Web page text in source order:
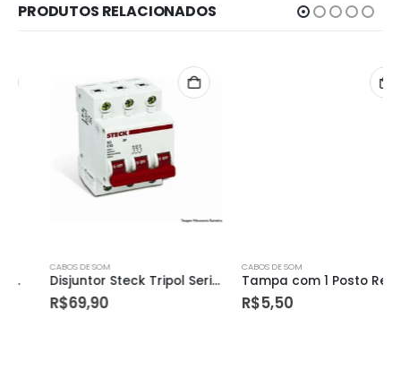
PRODUTOS RELACIONADOS
CABOS DE SOM
Disjuntor Steck Tripol Serie Sd63 C 63a Curva C 3ka
69,90
CABOS DE SOM
Tampa com 1 Posto Redondo para Condulete1/2 – Tramontina
5,50